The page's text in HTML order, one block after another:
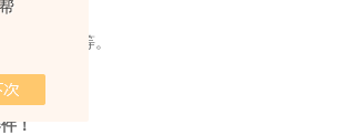
对流。
电磁干扰等。
！